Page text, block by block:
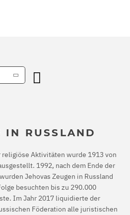
IN RUSSLAND
religiöse Aktivitäten wurde 1913 von
1992, nach dem Ende der
Jehovas Zeugen in Russland
besuchten bis zu 290.000
Im Jahr 2017 liquidierte der
Föderation alle juristischen